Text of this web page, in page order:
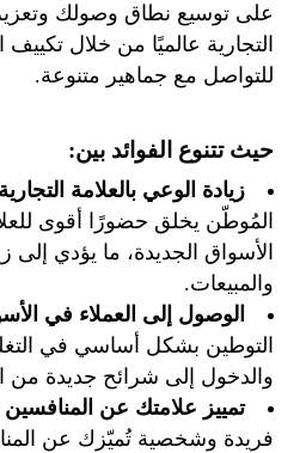
على توسيع نطاق وصولك
التجارية عالميًا من خلال
للتواصل مع جماهير متنوعة.
حيث تتنوع الفوائد بين:
زيادة الوعي بالعلامة
المُوطّن يخلق حضورًا أقوى
الأسواق الجديدة، ما يؤدي إلى
والمبيعات.
الوصول إلى العملاء في
التوطين بشكل أساسي في
والدخول إلى شرائح جديدة من
تمييز علامتك عن المنافسين
فريدة وشخصية تُميّزك عن